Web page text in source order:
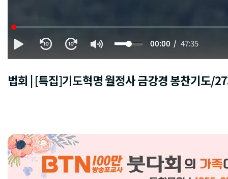
00:00 47:35
법회 | [특집]기도혁명 월정사 금강경 봉찬기도/